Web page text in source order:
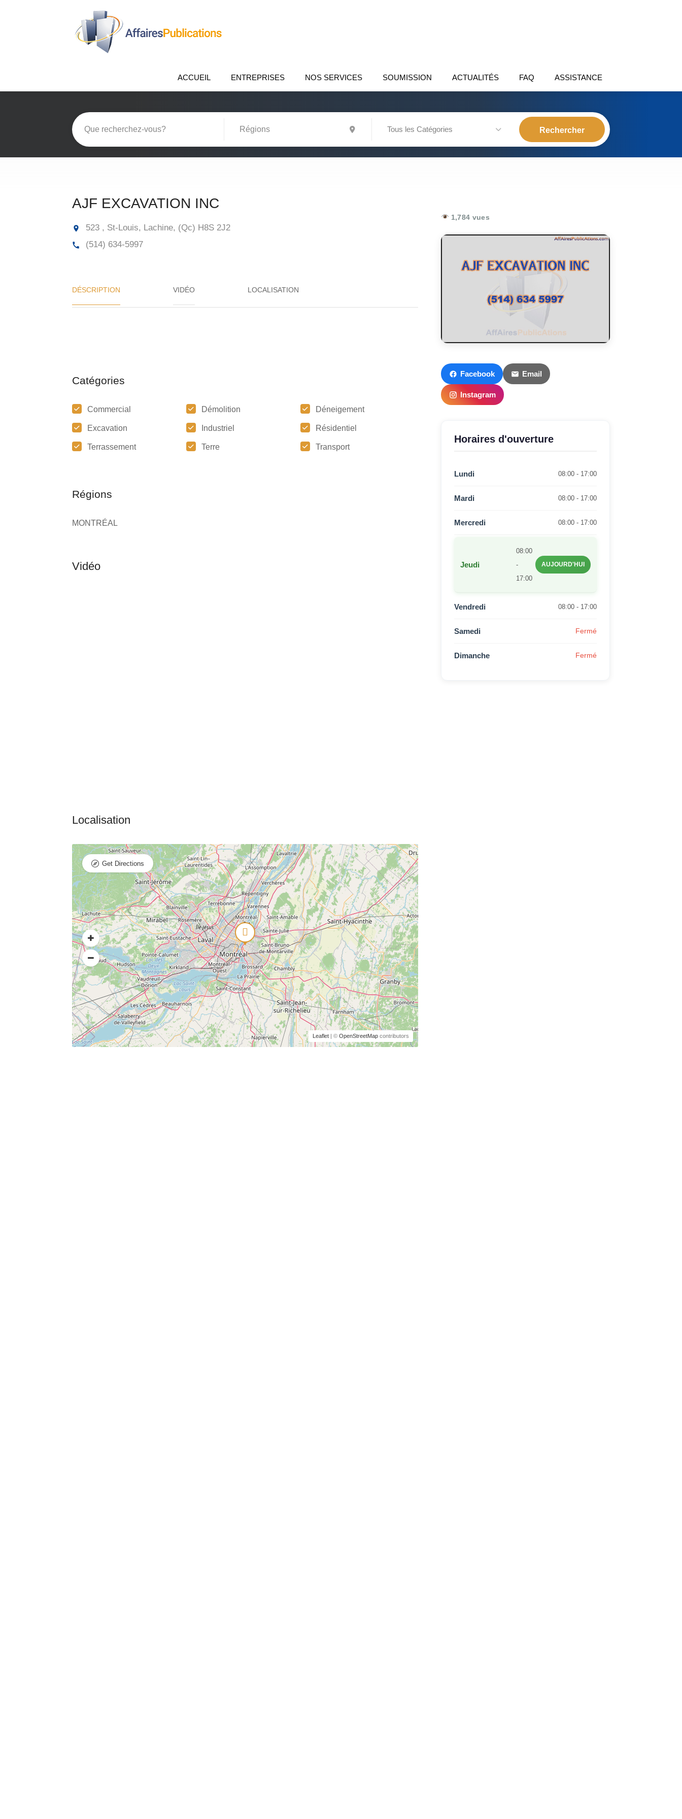
ACCUEIL ENTREPRISES NOS SERVICES SOUMISSION ACTUALITÉS FAQ ASSISTANCE
Tous les Catégories
AJF EXCAVATION INC
523 , St-Louis, Lachine, (Qc) H8S 2J2
(514) 634-5997
DÉSCRIPTION VIDÉO
Catégories
Commercial Démolition Déneigement
Excavation Industriel Résidentiel
Terrassement Terre Transport
Régions
MONTRÉAL
Leaflet| © OpenStreetMapcontributors
Get Directions
1,784 vues
Facebook Email
Instagram
Horaires d'ouverture
Lundi 08:00 - 17:00
Mardi 08:00 - 17:00
Mercredi 08:00 - 17:00
Jeudi
08:00
-
17:00
AUJOURD'HUI
Vendredi 08:00 - 17:00
Samedi Fermé
Dimanche Fermé